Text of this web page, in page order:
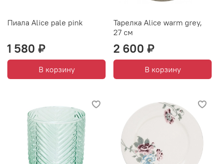
Пиала Alice pale pink
1 580 ₽
В корзину
Тарелка Alice warm grey,
27 см
2 600 ₽
В корзину